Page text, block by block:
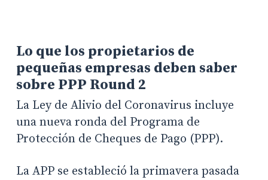
Lo que los propietarios de
pequeñas empresas deben saber
sobre PPP Round 2
La Ley de Alivio del Coronavirus incluye
una nueva ronda del Programa de
Protección de Cheques de Pago (PPP).
La APP se estableció la primavera pasada